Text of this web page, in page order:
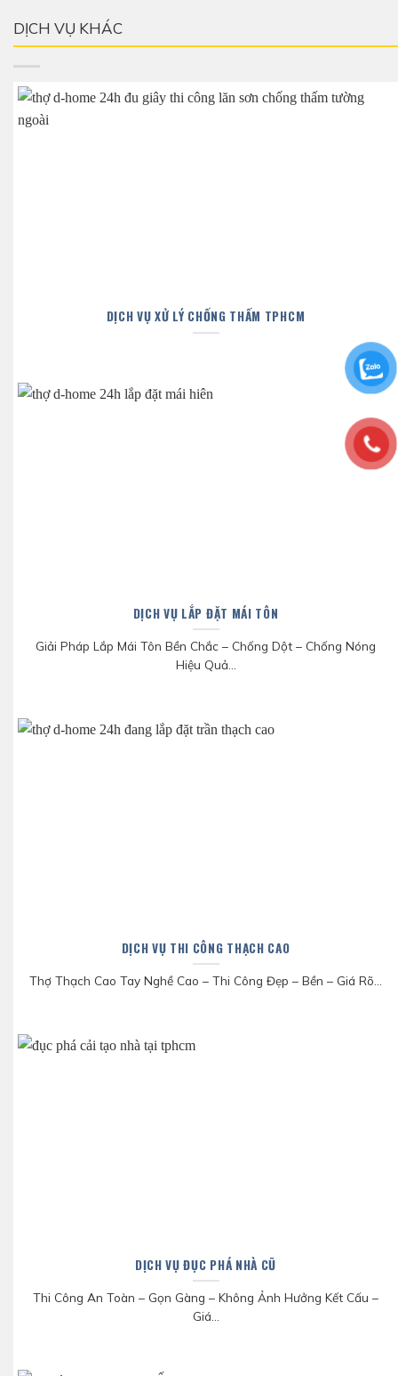
DỊCH VỤ KHÁC
DỊCH VỤ XỬ LÝ CHỐNG THẤM TPHCM
DỊCH VỤ LẮP ĐẶT MÁI TÔN
Giải Pháp Lắp Mái Tôn Bền Chắc – Chống Dột – Chống Nóng
Hiệu Quả...
DỊCH VỤ THI CÔNG THẠCH CAO
Thợ Thạch Cao Tay Nghề Cao – Thi Công Đẹp – Bền – Giá Rõ...
DỊCH VỤ ĐỤC PHÁ NHÀ CŨ
Thi Công An Toàn – Gọn Gàng – Không Ảnh Hưởng Kết Cấu –
Giá...